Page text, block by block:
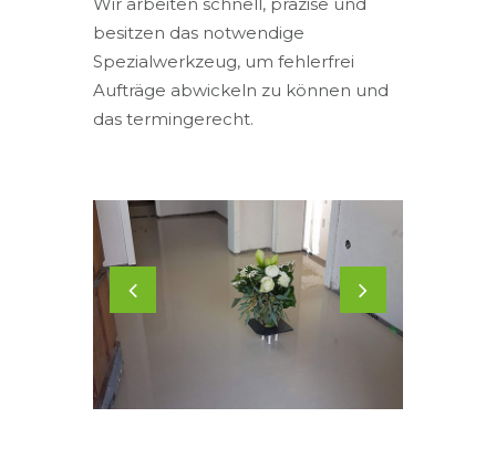
Wir arbeiten schnell, präzise und
besitzen das notwendige
Spezialwerkzeug, um fehlerfrei
Aufträge abwickeln zu können und
das termingerecht.